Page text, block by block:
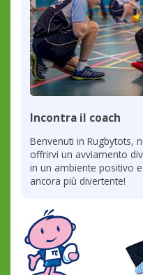
Incontra il coach
Benvenuti in Rugbytots,
offrirvi un avviamento
in un ambiente positivo
ancora più divertente!